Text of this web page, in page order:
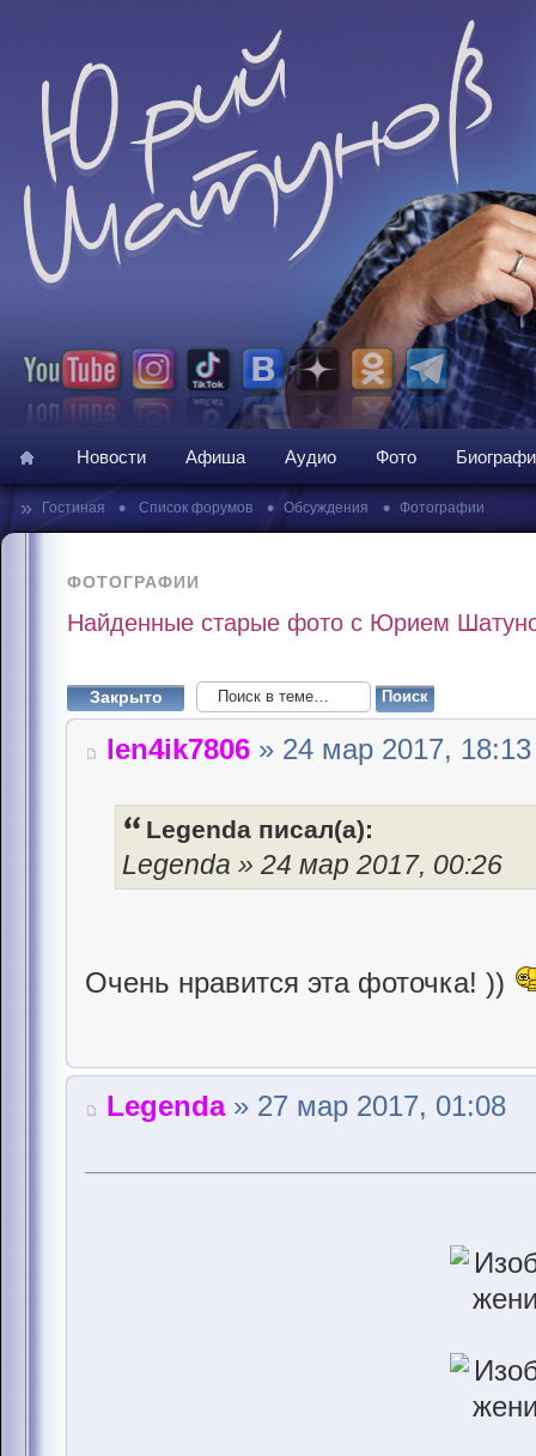
Новости Афиша Аудио Фото
» Гостиная • Список форумов • Обсуждения • Фотографии
ФОТОГРАФИИ
Найденные старые фото с Юрием
Закрыто
len4ik7806 » 24 мар 2017, 18:13
Legenda писал(а):
Legenda » 24 мар 2017, 00:26
Очень нравится эта фоточка! ))
Legenda» 27 мар 2017, 01:08